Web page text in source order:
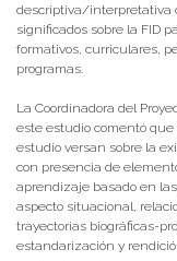
descriptiva/interpretativa
significados sobre la FID
formativos, curriculares,
programas.
La Coordinadora del
este estudio comentó
estudio versan sobre la
con presencia de
aprendizaje basado en
aspecto situacional,
trayectorias biográficas-
estandarización y